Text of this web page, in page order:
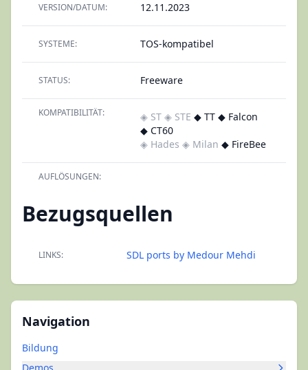
Navigation
Bildung
VERSION/DATUM: 12.11.2023
SYSTEME: TOS-kompatibel
STATUS: Freeware
KOMPATIBILITÄT: ◈ ST ◈ STE ◆ TT ◆ Falcon
◆ CT60
◈ Hades ◈ Milan ◆ FireBee
AUFLÖSUNGEN:
Bezugsquellen
LINKS: SDL ports by Medour Mehdi